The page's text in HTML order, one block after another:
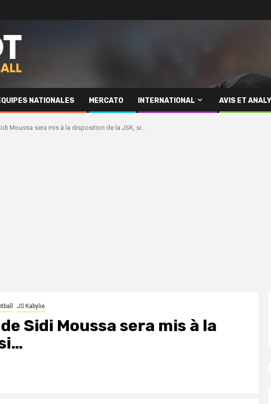
NATIONALES MERCATO INTERNATIONAL AVIS ET
Moussa sera mis à la disposition de la JSK, si…
JS Kabylie
Sidi Moussa sera mis à la